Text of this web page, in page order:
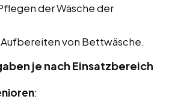
der Wäsche der
von Bettwäsche.
je nach Einsatzbereich
: